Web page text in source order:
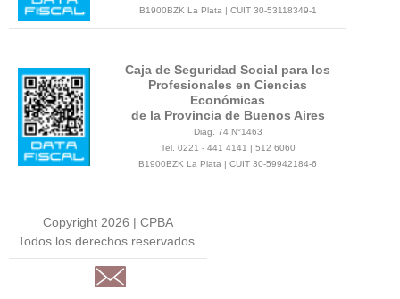
B1900BZK La Plata | CUIT 30-53118349-1
Caja de Seguridad Social para los
Profesionales en Ciencias
Económicas
de la Provincia de Buenos Aires
Diag. 74 N°1463
Tel. 0221 - 441 4141 | 512 6060
B1900BZK La Plata | CUIT 30-59942184-6
Copyright 2026 | CPBA
Todos los derechos reservados.